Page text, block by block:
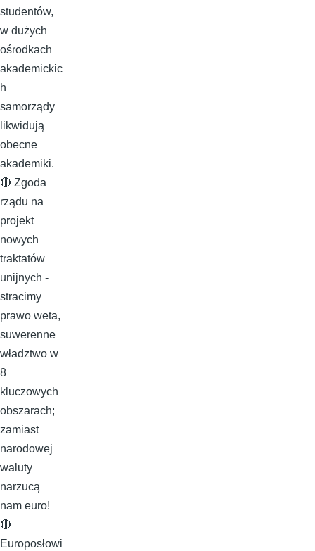
studentów,
w dużych
ośrodkach
akademickic
h
samorządy
likwidują
obecne
akademiki.
🔴 Zgoda
rządu na
projekt
nowych
traktatów
unijnych -
stracimy
prawo weta,
suwerenne
władztwo w
8
kluczowych
obszarach;
zamiast
narodowej
waluty
narzucą
nam euro!
🔴
Europosłowi